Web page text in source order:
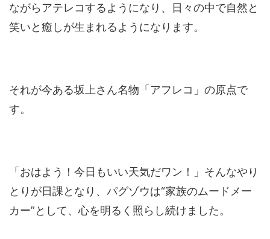
ながらアテレコするようになり、日々の中で自然と
笑いと癒しが生まれるようになります。
それが今ある坂上さん名物「アフレコ」の原点で
す。
「おはよう！今日もいい天気だワン！」そんなやり
とりが日課となり、パグゾウは“家族のムードメー
カー”として、心を明るく照らし続けました。